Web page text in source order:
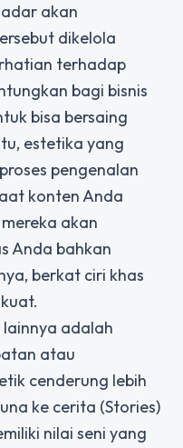
akan
dikelola
terhadap
bagi bisnis
bisa bersaing
estetika yang
pengenalan
konten Anda
akan
Anda bahkan
berkat ciri khas
adalah
atau
cenderung lebih
ke cerita (Stories)
nilai seni yang